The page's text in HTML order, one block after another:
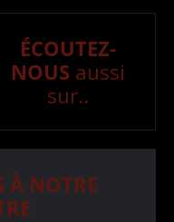
ÉCOUTEZ-
NOUS aussi
sur..
À NOTRE